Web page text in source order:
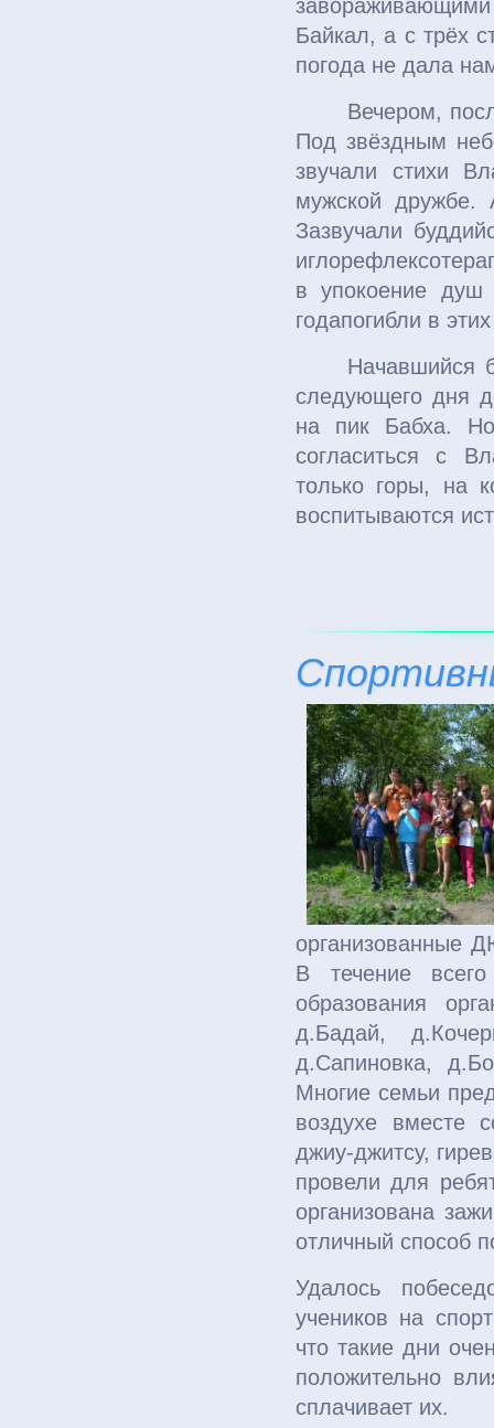
Байкал, а с трёх
погода не дала
Вечером,
Под звёздным
звучали стихи
мужской дружбе.
Зазвучали
в упокоение душ
годапогибли в
Начавшийся
следующего дня
на пик Бабха.
согласиться с
только горы, на
воспитываются
организованные
В течение
образования
д.Бадай,
д.Сапиновка,
Многие семьи
воздухе вместе
джиу-джитсу,
провели для
организована
отличный способ
Удалось
учеников на
что такие дни
положительно
сплачивает их.